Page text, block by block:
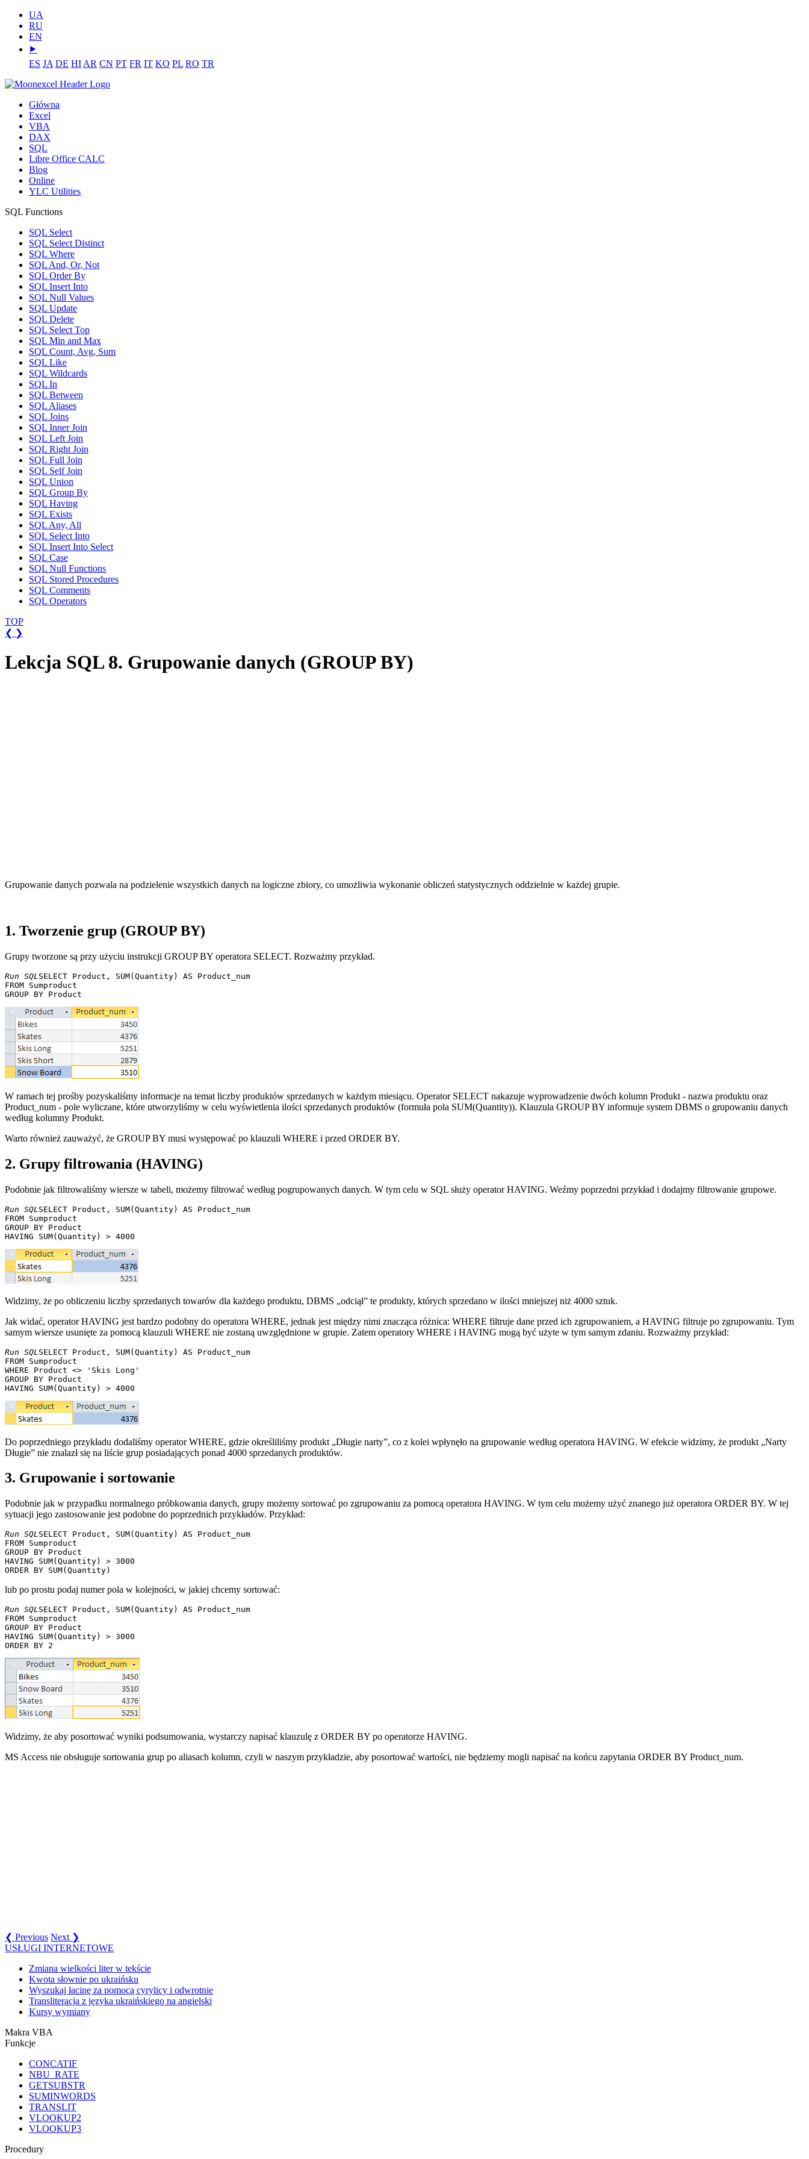
UA
RU
EN
⯈
ES JA DE HI AR CN PT FR IT KO PL RO TR
Główna
Excel
VBA
DAX
SQL
Libre Office CALC
Blog
Online
YLC Utilities
SQL Functions
SQL Select
SQL Select Distinct
SQL Where
SQL And, Or, Not
SQL Order By
SQL Insert Into
SQL Null Values
SQL Update
SQL Delete
SQL Select Top
SQL Min and Max
SQL Count, Avg, Sum
SQL Like
SQL Wildcards
SQL In
SQL Between
SQL Aliases
SQL Joins
SQL Inner Join
SQL Left Join
SQL Right Join
SQL Full Join
SQL Self Join
SQL Union
SQL Group By
SQL Having
SQL Exists
SQL Any, All
SQL Select Into
SQL Insert Into Select
SQL Case
SQL Null Functions
SQL Stored Procedures
SQL Comments
SQL Operators
TOP
❮ ❯
Lekcja SQL 8. Grupowanie danych (GROUP BY)
Grupowanie danych pozwala na podzielenie wszystkich danych na logiczne zbiory, co umożliwia wykonanie obliczeń statystycznych oddzielnie w każdej grupie.
1. Tworzenie grup (GROUP BY)
Grupy tworzone są przy użyciu instrukcji GROUP BY operatora SELECT. Rozważmy przykład.
Run SQL SELECT Product, SUM(Quantity) AS Product_num
FROM Sumproduct
W ramach tej prośby pozyskaliśmy informacje na temat liczby produktów sprzedanych w każdym miesiącu. Operator SELECT nakazuje wyprowadzenie dwóch kolumn Produkt - nazwa produktu oraz
Product_num - pole wyliczane, które utworzyliśmy w celu wyświetlenia ilości sprzedanych produktów (formuła pola SUM(Quantity)). Klauzula GROUP BY informuje system DBMS o grupowaniu danych
według kolumny Produkt.
Warto również zauważyć, że GROUP BY musi występować po klauzuli WHERE i przed ORDER BY.
2. Grupy filtrowania (HAVING)
Podobnie jak filtrowaliśmy wiersze w tabeli, możemy filtrować według pogrupowanych danych. W tym celu w SQL służy operator HAVING. Weźmy poprzedni przykład i dodajmy filtrowanie grupowe.
Run SQL SELECT Product, SUM(Quantity) AS Product_num
FROM Sumproduct
GROUP BY Product
Widzimy, że po obliczeniu liczby sprzedanych towarów dla każdego produktu, DBMS „odciął” te produkty, których sprzedano w ilości mniejszej niż 4000 sztuk.
Jak widać, operator HAVING jest bardzo podobny do operatora WHERE, jednak jest między nimi znacząca różnica: WHERE filtruje dane przed ich zgrupowaniem, a HAVING filtruje po zgrupowaniu. Tym
samym wiersze usunięte za pomocą klauzuli WHERE nie zostaną uwzględnione w grupie. Zatem operatory WHERE i HAVING mogą być użyte w tym samym zdaniu. Rozważmy przykład:
Run SQL SELECT Product, SUM(Quantity) AS Product_num
FROM Sumproduct
WHERE Product <> 'Skis Long'
GROUP BY Product
Do poprzedniego przykładu dodaliśmy operator WHERE, gdzie określiliśmy produkt „Długie narty”, co z kolei wpłynęło na grupowanie według operatora HAVING. W efekcie widzimy, że produkt „Narty
Długie” nie znalazł się na liście grup posiadających ponad 4000 sprzedanych produktów.
3. Grupowanie i sortowanie
Podobnie jak w przypadku normalnego próbkowania danych, grupy możemy sortować po zgrupowaniu za pomocą operatora HAVING. W tym celu możemy użyć znanego już operatora ORDER BY. W tej
sytuacji jego zastosowanie jest podobne do poprzednich przykładów. Przykład:
Run SQLSELECT Product, SUM(Quantity) AS Product_num
FROM Sumproduct
GROUP BY Product
HAVING SUM(Quantity) > 3000
lub po prostu podaj numer pola w kolejności, w jakiej chcemy sortować:
Run SQLSELECT Product, SUM(Quantity) AS Product_num
FROM Sumproduct
GROUP BY Product
HAVING SUM(Quantity) > 3000
Widzimy, że aby posortować wyniki podsumowania, wystarczy napisać klauzulę z ORDER BY po operatorze HAVING.
MS Access nie obsługuje sortowania grup po aliasach kolumn, czyli w naszym przykładzie, aby posortować wartości, nie będziemy mogli napisać na końcu zapytania ORDER BY Product_num.
❮ Previous Next ❯
USŁUGI INTERNETOWE
Zmiana wielkości liter w tekście
Kwota słownie po ukraińsku
Wyszukaj łacinę za pomocą cyrylicy i odwrotnie
Transliteracja z języka ukraińskiego na angielski
Kursy wymiany
Makra VBA
Funkcje
CONCATIF
NBU_RATE
GETSUBSTR
SUMINWORDS
TRANSLIT
VLOOKUP2
VLOOKUP3
Procedury